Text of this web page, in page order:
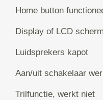
Home button
Display of LCD
Luidsprekers kapot
Aan/uit schakelaar
Trilfunctie, werkt niet